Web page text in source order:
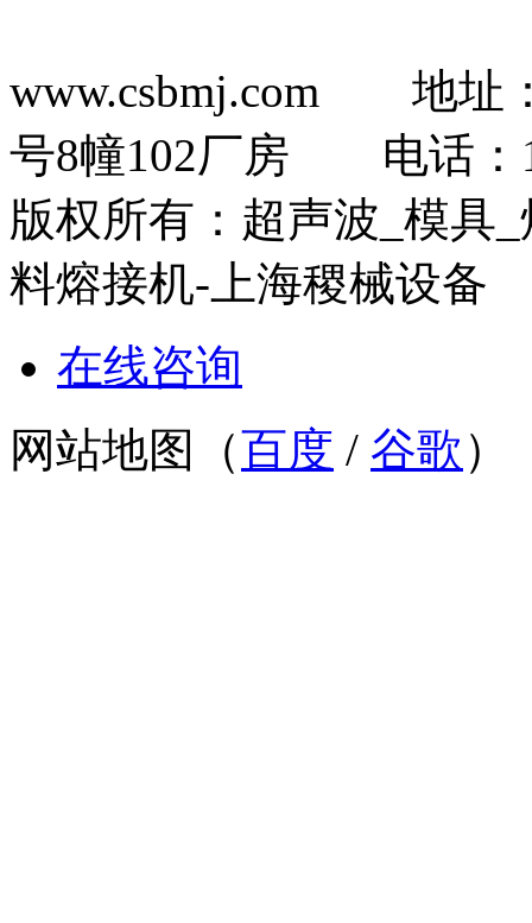
www.csbmj.com 地址
号8幢102厂房 电话
版权所有：超声波_模具
料熔接机-上海稷械
在线咨询
网站地图（百度 / 谷歌 ）